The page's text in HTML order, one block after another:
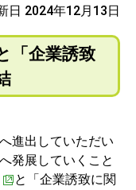
日 2024年12月13日
「企業誘致
進出していただい
発展していくこと
と「企業誘致に関